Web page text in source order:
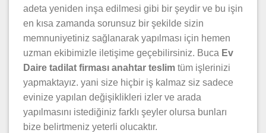
adeta yeniden inşa edilmesi gibi bir şeydir ve bu işin
en kısa zamanda sorunsuz bir şekilde sizin
memnuniyetiniz sağlanarak yapılması için hemen
uzman ekibimizle iletişime geçebilirsiniz. Buca Ev
Daire tadilat firması anahtar teslim tüm işlerinizi
yapmaktayız. yani size hiçbir iş kalmaz siz sadece
evinize yapılan değişiklikleri izler ve arada
yapılmasını istediğiniz farklı şeyler olursa bunları
bize belirtmeniz yeterli olucaktır.